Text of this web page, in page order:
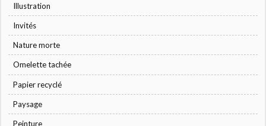
Illustration
Invités
Nature morte
Omelette tachée
Papier recyclé
Paysage
Peinture